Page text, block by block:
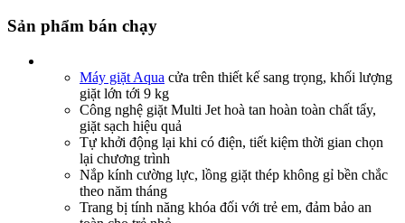
Sản phẩm bán chạy
Máy giặt Aqua cửa trên thiết kế sang trọng, khối lượng
giặt lớn tới 9 kg
Công nghệ giặt Multi Jet hoà tan hoàn toàn chất tẩy,
giặt sạch hiệu quả
Tự khởi động lại khi có điện, tiết kiệm thời gian chọn
lại chương trình
Nắp kính cường lực, lồng giặt thép không gỉ bền chắc
theo năm tháng
Trang bị tính năng khóa đối với trẻ em, đảm bảo an